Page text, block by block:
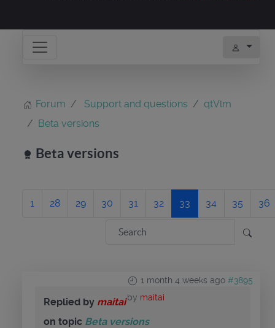
Forum Support and questions
qtVlm
Beta versions
Beta versions
1 28 29 30 31 32 33 34 35 36
1 month 4 weeks ago #3895
by maitai
Replied by maitai
on topic Beta versions